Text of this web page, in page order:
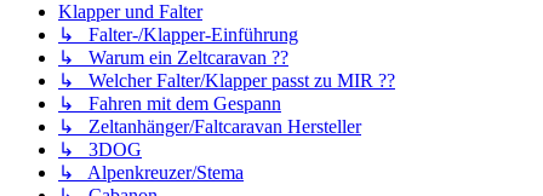
Klapper und Falter
↳ Falter-/Klapper-Einführung
↳ Warum ein Zeltcaravan ??
↳ Welcher Falter/Klapper passt zu MIR ??
↳ Fahren mit dem Gespann
↳ Zeltanhänger/Faltcaravan Hersteller
↳ 3DOG
↳ Alpenkreuzer/Stema